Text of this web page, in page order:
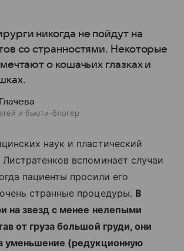
никогда не пойдут на
со странностями. Некоторые
о кошачьих глазках и
и бьюти-блогер
наук и пластический
вспоминает случаи
пациенты просили его
странные процедуры. В
на звезд с менее нелепыми
от груза большой груди, они
уменьшение (редукционную